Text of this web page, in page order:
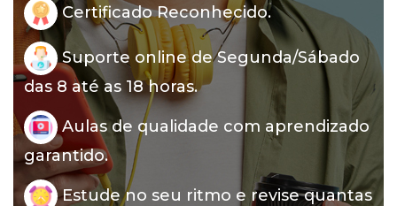
Certificado Reconhecido.
Suporte online de Segunda/Sábado
das 8 até as 18 horas.
Aulas de qualidade com aprendizado
garantido.
Estude no seu ritmo e revise quantas